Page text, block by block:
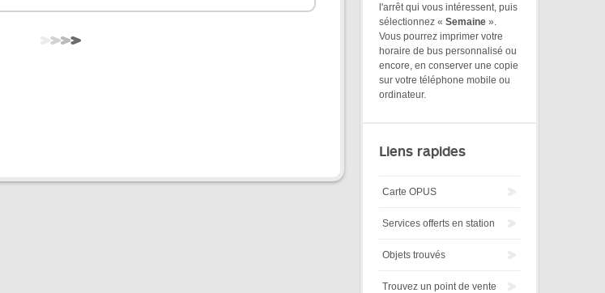
l'arrêt qui vous intéressent, puis
sélectionnez « Semaine ».
Vous pourrez imprimer votre
horaire de bus personnalisé ou
encore, en conserver une copie
sur votre téléphone mobile ou
ordinateur.
Liens rapides
Carte OPUS
Services offerts en station
Objets trouvés
Trouvez un point de vente